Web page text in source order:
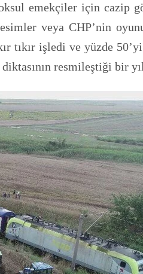
emekçiler için cazip
veya CHP’nin
işledi ve yüzde
resmileştiği bir